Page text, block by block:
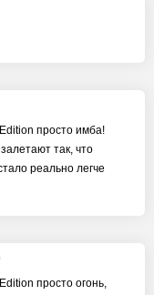
просто имба!
так, что
реально легче
просто огонь,